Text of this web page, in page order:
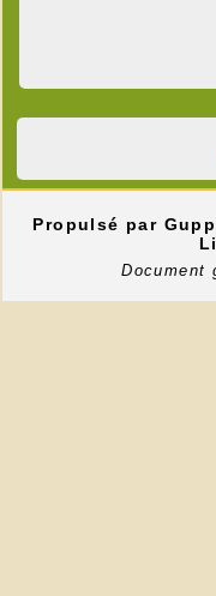
Propulsé par
Document